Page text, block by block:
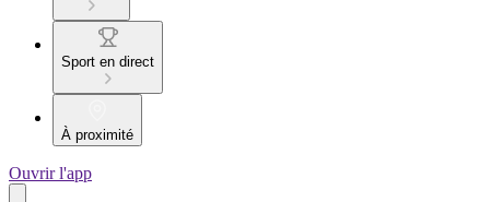
Sport en direct
À proximité
Ouvrir l'app